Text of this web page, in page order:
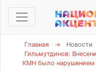
Главная → Новости
Гильмутдинов:
КМН было нарушением